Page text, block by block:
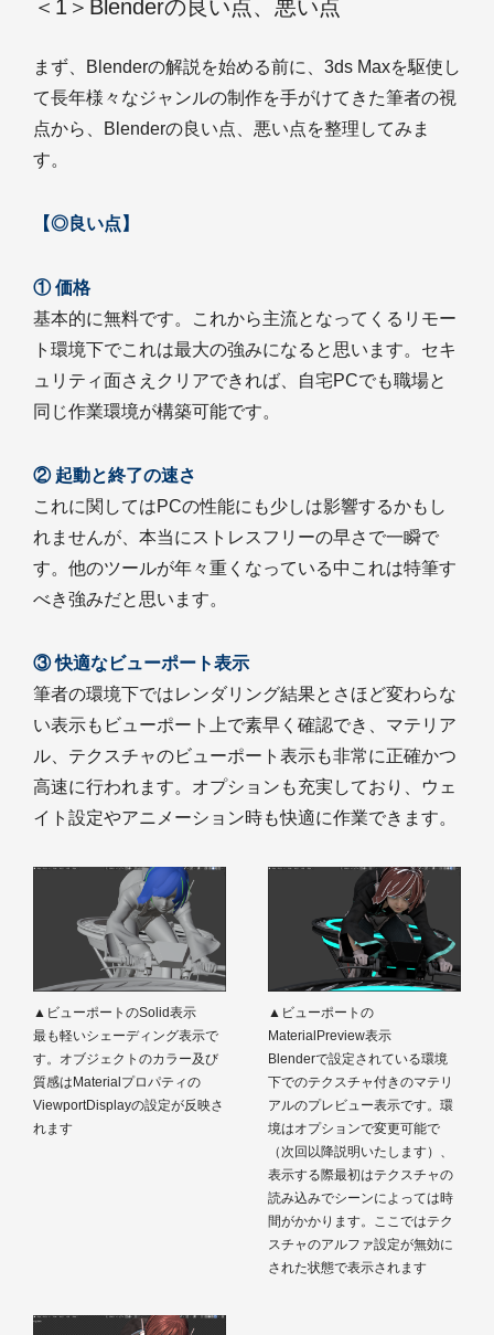
＜1＞Blenderの良い点、悪い点
まず、Blenderの解説を始める前に、3ds Maxを駆使し
て長年様々なジャンルの制作を手がけてきた筆者の視
点から、Blenderの良い点、悪い点を整理してみま
す。
【◎良い点】
① 価格
基本的に無料です。これから主流となってくるリモー
ト環境下でこれは最大の強みになると思います。セキ
ュリティ面さえクリアできれば、自宅PCでも職場と
同じ作業環境が構築可能です。
② 起動と終了の速さ
これに関してはPCの性能にも少しは影響するかもし
れませんが、本当にストレスフリーの早さで一瞬で
す。他のツールが年々重くなっている中これは特筆す
べき強みだと思います。
③ 快適なビューポート表示
筆者の環境下ではレンダリング結果とさほど変わらな
い表示もビューポート上で素早く確認でき、マテリア
ル、テクスチャのビューポート表示も非常に正確かつ
高速に行われます。オプションも充実しており、ウェ
イト設定やアニメーション時も快適に作業できます。
▲ビューポートのSolid表示
最も軽いシェーディング表示で
す。オブジェクトのカラー及び
質感はMaterialプロパティの
ViewportDisplayの設定が反映さ
れます
▲ビューポートの
MaterialPreview表示
Blenderで設定されている環境
下でのテクスチャ付きのマテリ
アルのプレビュー表示です。環
境はオプションで変更可能で
（次回以降説明いたします）、
表示する際最初はテクスチャの
読み込みでシーンによっては時
間がかかります。ここではテク
スチャのアルファ設定が無効に
された状態で表示されます